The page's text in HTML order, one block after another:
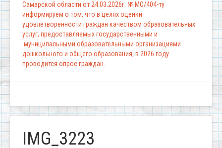
Самарской области от 24.03.2026г. № МО/404-ту
информируем о том, что в целях оценки
удовлетворенности граждан качеством образовательных
услуг, предоставляемых государственными и
муниципальными образовательными организациями
дошкольного и общего образования, в 2026 году
проводится опрос граждан.
IMG_3223